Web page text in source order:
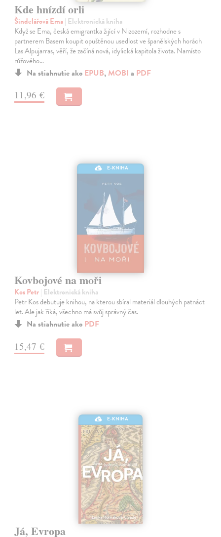
Kde hnízdí orli
Šindelářová Ema| Elektronická kniha
Když se Ema, česká emigrantka žijící v Nizozemí, rozhodne s
partnerem Basem koupit opuštěnou usedlost ve španělských horách
Las Alpujarras, věří, že začíná nová, idylická kapitola života. Namísto
růžového…
Na stiahnutie ako EPUB, MOBI a PDF
11,96 €
E-KNIHA
Kovbojové na moři
Kos Petr| Elektronická kniha
Petr Kos debutuje knihou, na kterou sbíral materiál dlouhých patnáct
let. Ale jak říká, všechno má svůj správný čas.
Na stiahnutie ako PDF
15,47 €
E-KNIHA
Já, Evropa